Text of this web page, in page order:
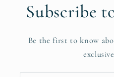
Subscribe
Be the first to know